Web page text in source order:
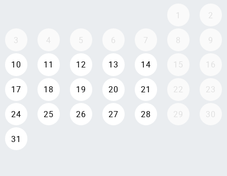
1 2
3 4 5 6 7 8 9
10 11 12 13 14 15 16
17 18 19 20 21 22 23
24 25 26 27 28 29 30
31